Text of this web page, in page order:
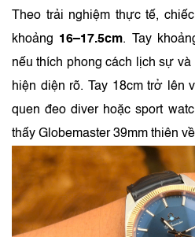
Theo trải nghiệm thực tế,
khoảng 16–17.5cm. Tay
nếu thích phong cách lịch sự
hiện diện rõ. Tay 18cm trở lên
quen đeo diver hoặc sport
thấy Globemaster 39mm thiên